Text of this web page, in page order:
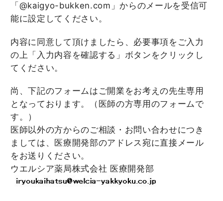
「@kaigyo-bukken.com」からのメールを受信可
能に設定してください。
内容に同意して頂けましたら、必要事項をご入力
の上「入力内容を確認する」ボタンをクリックし
てください。
尚、下記のフォームはご開業をお考えの先生専用
となっております。（医師の方専用のフォームで
す。）
医師以外の方からのご相談・お問い合わせにつき
ましては、医療開発部のアドレス宛に直接メール
をお送りください。
ウエルシア薬局株式会社 医療開発部